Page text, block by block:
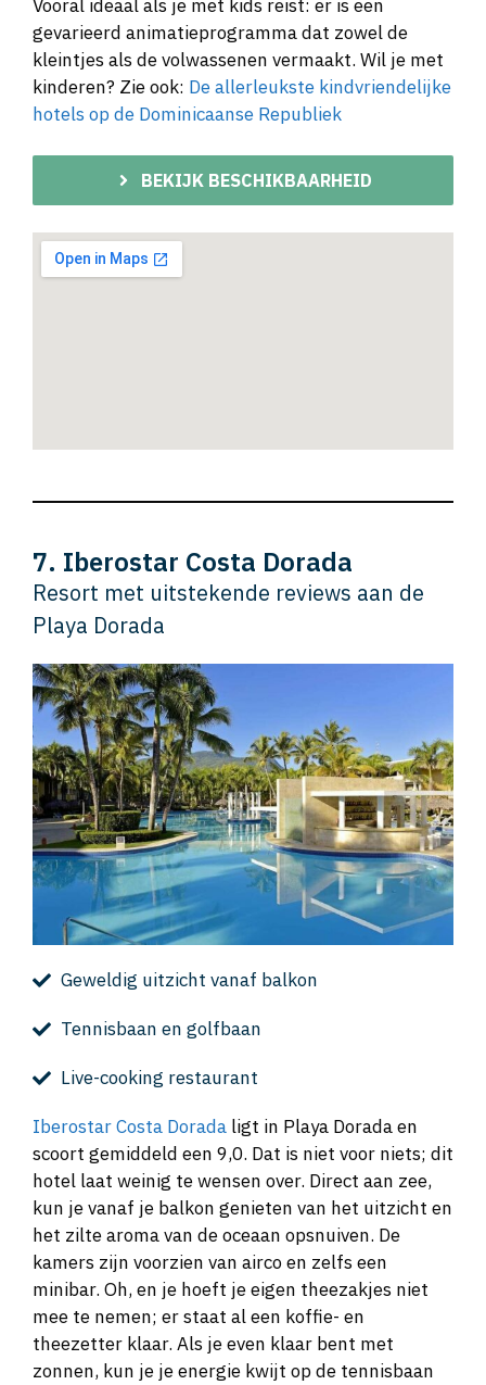
Vooral ideaal als je met kids reist: er is een
gevarieerd animatieprogramma dat zowel de
kleintjes als de volwassenen vermaakt. Wil je met
kinderen? Zie ook: De allerleukste kindvriendelijke
hotels op de Dominicaanse Republiek
BEKIJK BESCHIKBAARHEID
7. Iberostar Costa Dorada
Resort met uitstekende reviews aan de
Playa Dorada
Geweldig uitzicht vanaf balkon
Tennisbaan en golfbaan
Live-cooking restaurant
Iberostar Costa Dorada ligt in Playa Dorada en
scoort gemiddeld een 9,0. Dat is niet voor niets; dit
hotel laat weinig te wensen over. Direct aan zee,
kun je vanaf je balkon genieten van het uitzicht en
het zilte aroma van de oceaan opsnuiven. De
kamers zijn voorzien van airco en zelfs een
minibar. Oh, en je hoeft je eigen theezakjes niet
mee te nemen; er staat al een koffie- en
theezetter klaar. Als je even klaar bent met
zonnen, kun je je energie kwijt op de tennisbaan